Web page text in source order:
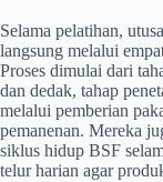
Selama pelatihan,
langsung melalui
Proses dimulai dari
dan dedak, tahap
melalui pemberian
pemanenan. Mereka
siklus hidup BSF
telur harian agar